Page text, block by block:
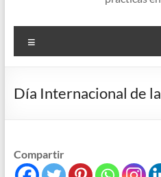
Día Internacional de
Compartir